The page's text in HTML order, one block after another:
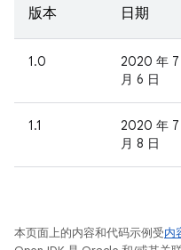
版本 日期
1.0
2020 年 7
月 6 日
1.1
2020 年 7
月 8 日
本页面上的内容和代码示例受内